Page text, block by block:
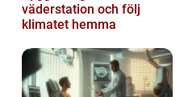
väderstation och följ
klimatet hemma